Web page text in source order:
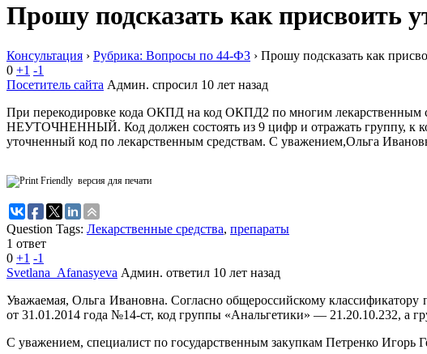
Прошу подсказать как присвоить
Консультация › Рубрика: Вопросы по 44-ФЗ › Прошу подсказать как
0 +1 -1
Посетитель сайта Админ. спросил 10 лет назад
При перекодировке кода ОКПД на код ОКПД2 по многим лекарственным
НЕУТОЧНЕННЫЙ. Код должен состоять из 9 цифр и отражать группу, к
уточненный код по лекарственным средствам. С уважением,Ольга
версия для печати
Question Tags: Лекарственные средства, препараты
1 ответ
0 +1 -1
Svetlana_Afanasyeva Админ. ответил 10 лет назад
Уважаемая, Ольга Ивановна. Согласно общероссийскому
от 31.01.2014 года №14-ст, код группы «Анальгетики» — 21.20.10.232, а
С уважением, специалист по государственным закупкам Петренко Игорь